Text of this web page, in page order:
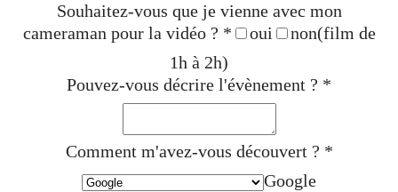
Souhaitez-vous que je vienne avec mon
cameraman pour la vidéo ? * oui non(film de
1h à 2h)
Pouvez-vous décrire l'évènement ? *
Comment m'avez-vous découvert ? *
Google